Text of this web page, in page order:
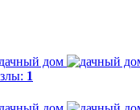
1